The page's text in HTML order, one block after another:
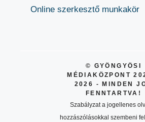
Online szerkesztő munkakör
© GYÖNGYÖSI
MÉDIAKÖZPONT
2026 - MINDEN
FENNTARTVA!
Szabályzat a jogellenes
hozzászólásokkal szembeni